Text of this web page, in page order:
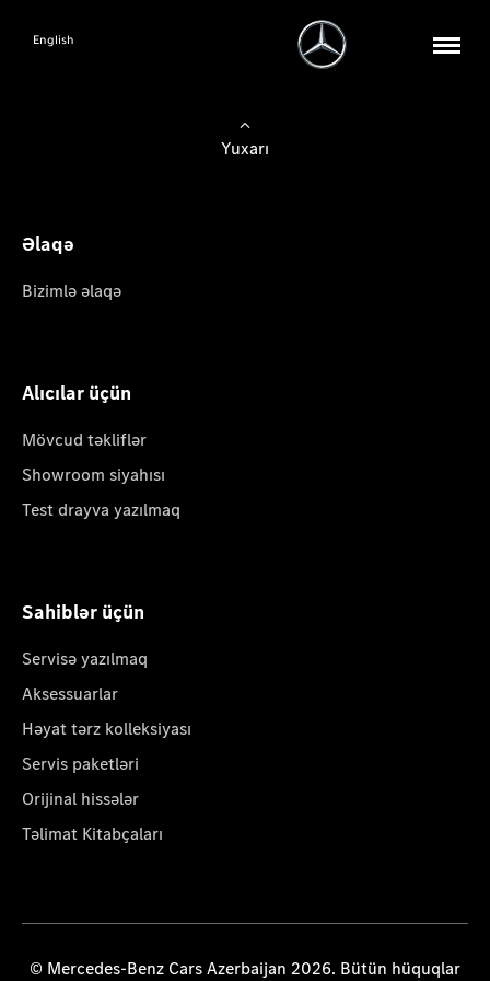
English
Yuxarı
Əlaqə
Bizimlə əlaqə
Alıcılar üçün
Mövcud təkliflər
Showroom siyahısı
Test drayva yazılmaq
Sahiblər üçün
Servisə yazılmaq
Aksessuarlar
Həyat tərz kolleksiyası
Servis paketləri
Orijinal hissələr
Təlimat Kitabçaları
© Mercedes-Benz Cars Azerbaijan 2026. Bütün hüquqlar